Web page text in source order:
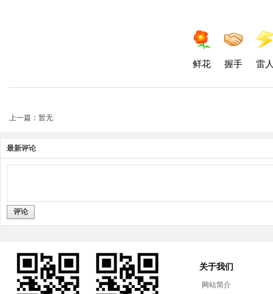
鲜花 握手 雷
上一篇：暂无
最新评论
评论
关于我们
网站简介